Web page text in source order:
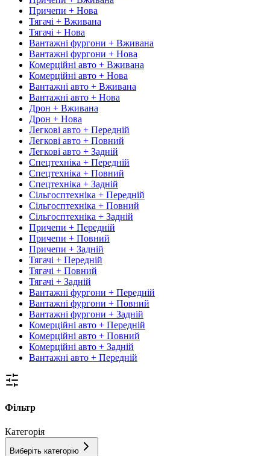
Причепи + Нова
Тягачі + Вживана
Тягачі + Нова
Вантажні фургони + Вживана
Вантажні фургони + Нова
Комерційні авто + Вживана
Комерційні авто + Нова
Вантажні авто + Вживана
Вантажні авто + Нова
Дрон + Вживана
Дрон + Нова
Легкові авто + Передній
Легкові авто + Повний
Легкові авто + Задній
Спецтехніка + Передній
Спецтехніка + Повний
Спецтехніка + Задній
Сільгосптехніка + Передній
Сільгосптехніка + Повний
Сільгосптехніка + Задній
Причепи + Передній
Причепи + Повний
Причепи + Задній
Тягачі + Передній
Тягачі + Повний
Тягачі + Задній
Вантажні фургони + Передній
Вантажні фургони + Повний
Вантажні фургони + Задній
Комерційні авто + Передній
Комерційні авто + Повний
Комерційні авто + Задній
Вантажні авто + Передній
Фільтр
Категорія
Виберіть категорію